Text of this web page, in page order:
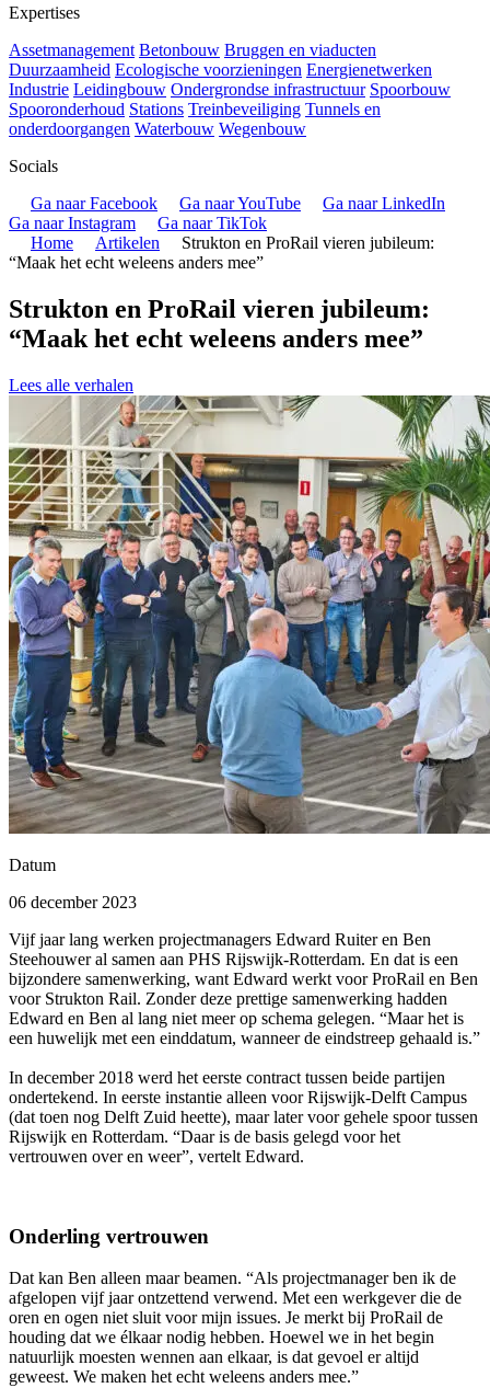
Expertises
Assetmanagement Betonbouw Bruggen en viaducten
Duurzaamheid Ecologische voorzieningen Energienetwerken
Industrie Leidingbouw Ondergrondse infrastructuur Spoorbouw
Spooronderhoud Stations Treinbeveiliging Tunnels en
onderdoorgangen Waterbouw Wegenbouw
Socials
Ga naar Facebook
Ga naar YouTube
Ga naar LinkedIn
Ga naar Instagram
Ga naar TikTok
Home
Artikelen
Strukton en ProRail vieren jubileum:
“Maak het echt weleens anders mee”
Strukton en ProRail vieren jubileum:
“Maak het echt weleens anders mee”
Lees alle verhalen
Datum
06 december 2023
Vijf jaar lang werken projectmanagers Edward Ruiter en Ben
Steehouwer al samen aan PHS Rijswijk-Rotterdam. En dat is een
bijzondere samenwerking, want Edward werkt voor ProRail en Ben
voor Strukton Rail. Zonder deze prettige samenwerking hadden
Edward en Ben al lang niet meer op schema gelegen. “Maar het is
een huwelijk met een einddatum, wanneer de eindstreep gehaald is.”
In december 2018 werd het eerste contract tussen beide partijen
ondertekend. In eerste instantie alleen voor Rijswijk-Delft Campus
(dat toen nog Delft Zuid heette), maar later voor gehele spoor tussen
Rijswijk en Rotterdam. “Daar is de basis gelegd voor het
vertrouwen over en weer”, vertelt Edward.
Onderling vertrouwen
Dat kan Ben alleen maar beamen. “Als projectmanager ben ik de
afgelopen vijf jaar ontzettend verwend. Met een werkgever die de
oren en ogen niet sluit voor mijn issues. Je merkt bij ProRail de
houding dat we élkaar nodig hebben. Hoewel we in het begin
natuurlijk moesten wennen aan elkaar, is dat gevoel er altijd
geweest. We maken het echt weleens anders mee.”